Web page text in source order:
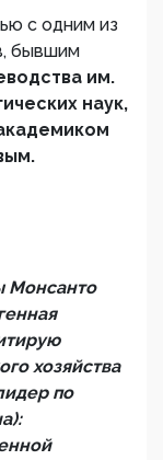
с одним из
бывшим
им.
наук,
Монсанто
хозяйства
по